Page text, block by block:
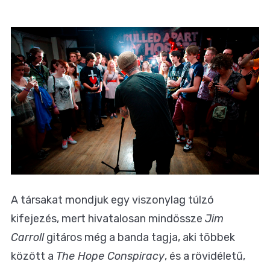
A társakat mondjuk egy viszonylag túlzó
kifejezés, mert hivatalosan mindössze Jim
Carrollgitáros még a banda tagja, aki többek
között a The Hope Conspiracy, és a rövidéletű,